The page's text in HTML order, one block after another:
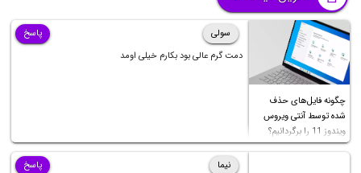
چگونه فایل‌های حذف
شده توسط آنتی ویروس
ویندوز 11 را برگردانیم؟
سولی
دمت گرم عالی بود بکارم خیلی اومد
پاسخ
نیما
پاسخ